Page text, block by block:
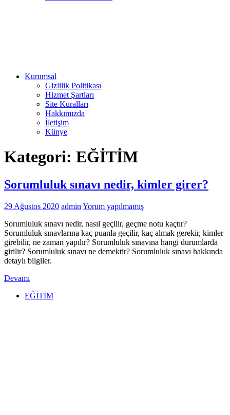
Kurumsal
Gizlilik Politikası
Hizmet Şartları
Site Kuralları
Hakkımızda
İletişim
Künye
Kategori: EĞİTİM
Sorumluluk sınavı nedir, kimler girer?
29 Ağustos 2020 admin Yorum yapılmamış
Sorumluluk sınavı nedir, nasıl geçilir, geçme notu kaçtır?
Sorumluluk sınavlarına kaç puanla geçilir, kaç almak gerekir, kimler
girebilir, ne zaman yapılır? Sorumluluk sınavına hangi durumlarda
girilir? Sorumluluk sınavı ne demektir? Sorumluluk sınavı hakkında
detaylı bilgiler.
Devamı
EĞİTİM